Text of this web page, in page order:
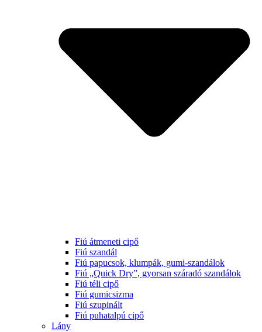
Fiú átmeneti cipő
Fiú szandál
Fiú papucsok, klumpák, gumi-szandálok
Fiú „Quick Dry”, gyorsan száradó szandálok
Fiú téli cipő
Fiú gumicsizma
Fiú szupinált
Fiú puhatalpú cipő
Lány